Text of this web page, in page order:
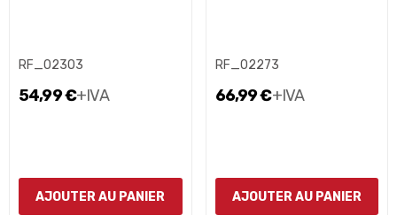
RF_02303
54,99 €+IVA
AJOUTER AU PANIER
RF_02273
66,99 €+IVA
AJOUTER AU PANIER